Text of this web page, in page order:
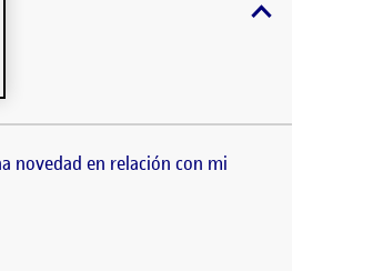
relación con mi nombre en
novedad en relación con mi